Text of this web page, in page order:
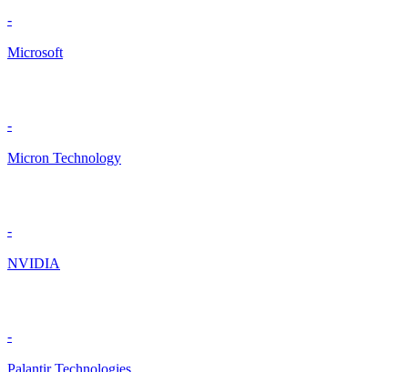
-
Microsoft
-
Micron Technology
-
NVIDIA
-